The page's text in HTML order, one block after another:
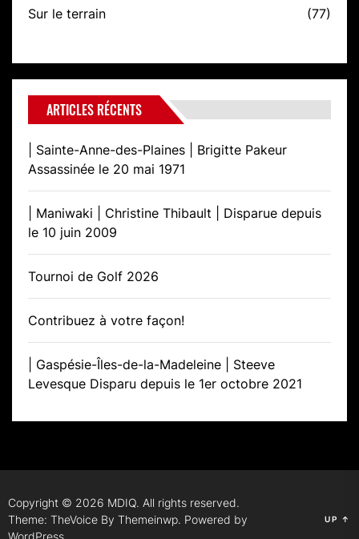
Sur le terrain (77)
ARTICLES RÉCENTS
| Sainte-Anne-des-Plaines | Brigitte Pakeur
Assassinée le 20 mai 1971
| Maniwaki | Christine Thibault | Disparue depuis
le 10 juin 2009
Tournoi de Golf 2026
Contribuez à votre façon!
| Gaspésie-Îles-de-la-Madeleine | Steeve
Levesque Disparu depuis le 1er octobre 2021
Copyright © 2026 MDIQ. All rights reserved.
Theme: TheVoice By Themeinwp. Powered by
UP ↑